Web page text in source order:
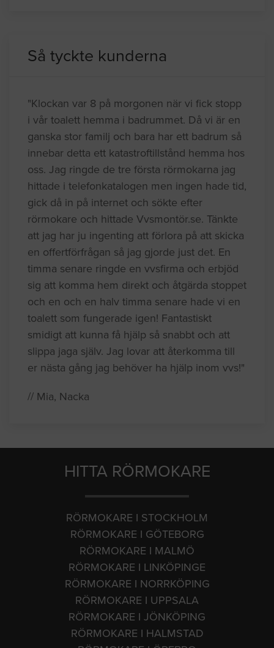
Så tyckte kunderna
"Klockan var 8 på morgonen när vi fick stopp
i vår toalett hemma i badrummet. Då vi är en
ganska stor familj och bara har ett badrum så
innebar detta ett katastroftillstånd hemma hos
oss. Jag ringde de tre första rörmokarna jag
hittade i telefonkatalogen men ingen hade tid,
gick då in på internet och sökte efter
rörmokare och hittade Vvsmontör.se. Tänkte
att jag har ju ingenting att förlora på att skicka
en offertförfrågan så jag gjorde just det. En
timma senare ringde en vvsfirma och erbjöd
sig att komma hem direkt och åtgärda stoppet
och en och en halv timma senare hade vi en
toalett som fungerade igen! Fantastiskt
smidigt att kunna få hjälp så snabbt och att
slippa jaga själv. Jag lovar att återkomma till
er nästa gång jag behöver ha hjälp inom vvs!"
// Mia, Nacka
HITTA RÖRMOKARE
RÖRMOKARE I STOCKHOLM
RÖRMOKARE I GÖTEBORG
RÖRMOKARE I MALMÖ
RÖRMOKARE I LINKÖPINGE
RÖRMOKARE I NORRKÖPING
RÖRMOKARE I UPPSALA
RÖRMOKARE I JÖNKÖPING
RÖRMOKARE I HALMSTAD